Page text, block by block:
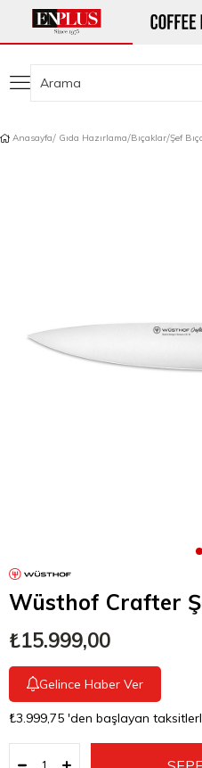
Anasayfa Gıda Hazırlama Bıçaklar Şef
Wüsthof Crafter
₺15.999,00
Gelince Haber Ver
₺3.999,75 'den başlayan